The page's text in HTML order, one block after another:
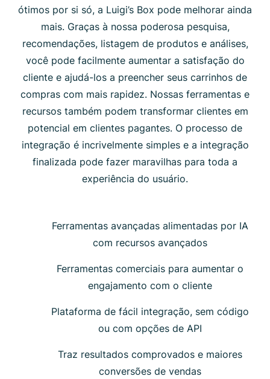
ótimos por si só, a Luigi’s Box pode melhorar ainda
mais. Graças à nossa poderosa pesquisa,
recomendações, listagem de produtos e análises,
você pode facilmente aumentar a satisfação do
cliente e ajudá-los a preencher seus carrinhos de
compras com mais rapidez. Nossas ferramentas e
recursos também podem transformar clientes em
potencial em clientes pagantes. O processo de
integração é incrivelmente simples e a integração
finalizada pode fazer maravilhas para toda a
experiência do usuário.
Ferramentas avançadas alimentadas por IA
com recursos avançados
Ferramentas comerciais para aumentar o
engajamento com o cliente
Plataforma de fácil integração, sem código
ou com opções de API
Traz resultados comprovados e maiores
conversões de vendas